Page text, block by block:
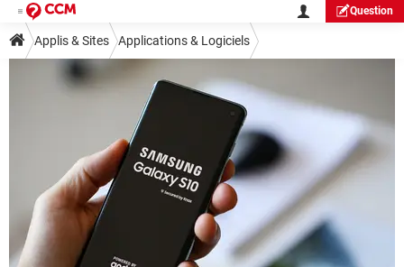
Question
Applis & Sites Applications & Logiciels